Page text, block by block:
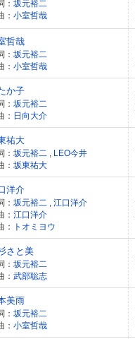
： 坂元裕二
： 小室哲哉
哲哉
： 坂元裕二
： 小室哲哉
か子
： 坂元裕二
： 日向大介
祐大
： 坂元裕二
LEO今井
： 坂東祐大
洋介
： 坂元裕二
江口洋介
： 江口洋介
：
トオミヨウ
さと美
： 坂元裕二
： 武部聡志
美雨
： 坂元裕二
： 小室哲哉